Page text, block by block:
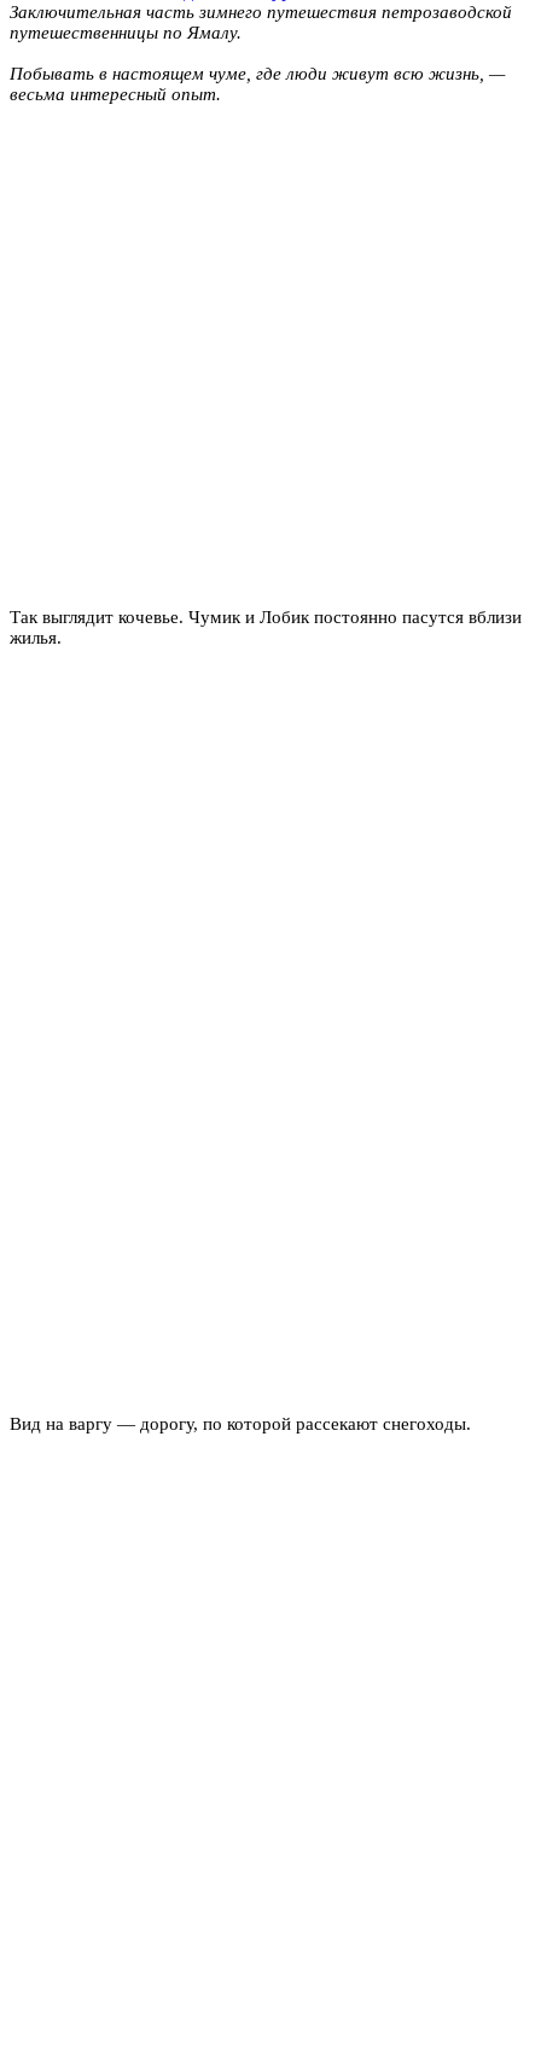
Заключительная часть зимнего путешествия петрозаводской
путешественницы по Ямалу.
Побывать в настоящем чуме, где люди живут всю жизнь, —
весьма интересный опыт.
Так выглядит кочевье. Чумик и Лобик постоянно пасутся вблизи
жилья.
Вид на варгу — дорогу, по которой рассекают снегоходы.